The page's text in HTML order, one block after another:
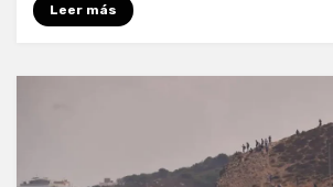
Leer más